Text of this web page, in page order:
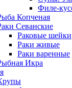
Филе-
Копченая
Севанские
Раковые шейки
Раки живые
Раки варенные
Икра